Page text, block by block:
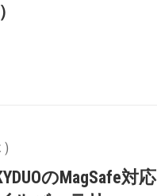
)
のMagSafe対応